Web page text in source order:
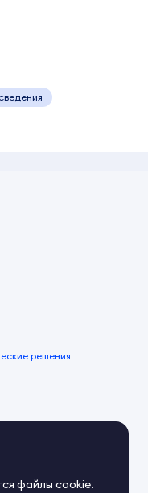
решения
центр
файлы cookie.